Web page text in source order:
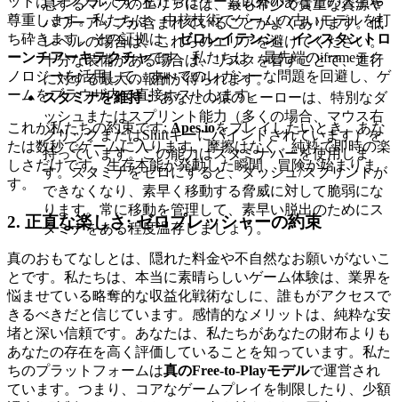
息するマップのエリアには、最も希少で貴重な資源や
パワーアップが含まれていることがよくあります。低
レベルの場合は、これらのエリアを避けてください。
十分な装備がある場合は、リスクを冒すことで、進行
に対する最大の報酬が得られます。
スタミナを維持：あなたの猿のヒーローは、特別なダ
ッシュまたはスプリント能力（多くの場合、マウス右
クリックまたはShiftキーにバインドされています）を
持っています。この能力はスタミナバーを使用しま
す。スタミナをゼロにすると、ダッシュ/スプリントが
できなくなり、素早く移動する脅威に対して脆弱にな
ります。常に移動を管理して、素早い脱出のためにス
タミナをある程度温存しましょう。
尊重します。私たちは、中核技術でゲームの古いモデルを打
ち砕きます。その証拠は、ゼロレイテンシ、インスタントロ
ーンチアーキテクチャです。私たちは、最先端のiframeテク
ノロジーを活用して、すべてのレガシーな問題を回避し、ゲ
ームをブラウザ内で直接ホストします。
これが私たちの約束です: Apes.ioをプレイしたいとき、あな
たは数秒でゲームに入ります。摩擦はなく、純粋で即時の楽
しさだけです。生存本能が発動した瞬間、冒険が始まりま
す。
2. 正直な楽しさ: ゼロプレッシャーの約束
真のおもてなしとは、隠れた料金や不自然なお願いがないこ
とです。私たちは、本当に素晴らしいゲーム体験は、業界を
悩ませている略奪的な収益化戦術なしに、誰もがアクセスで
きるべきだと信じています。感情的なメリットは、純粋な安
堵と深い信頼です。あなたは、私たちがあなたの財布よりも
あなたの存在を高く評価していることを知っています。私た
ちのプラットフォームは真のFree-to-Playモデルで運営され
ています。つまり、コアなゲームプレイを制限したり、少額